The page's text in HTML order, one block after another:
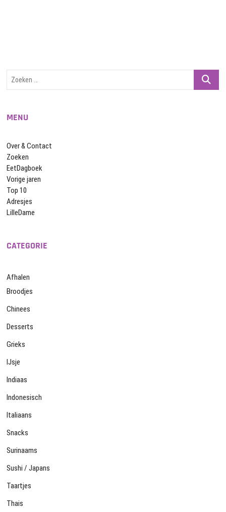
Zoeken
MENU
Over & Contact
Zoeken
EetDagboek
Vorige jaren
Top 10
Adresjes
LilleDame
CATEGORIE
Afhalen
Broodjes
Chinees
Desserts
Grieks
IJsje
Indiaas
Indonesisch
Italiaans
Snacks
Surinaams
Sushi / Japans
Taartjes
Thais